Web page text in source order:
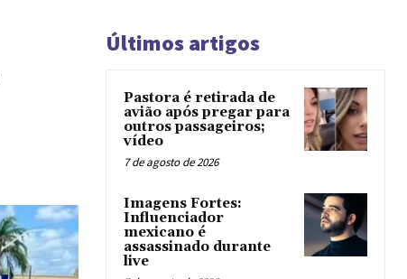
Últimos artigos
Pastora é retirada de
avião após pregar para
outros passageiros;
vídeo
7 de agosto de 2026
Imagens Fortes:
Influenciador
mexicano é
assassinado durante
live